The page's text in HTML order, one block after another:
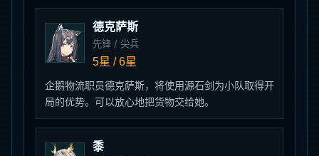
德克萨斯
先锋 / 尖兵
5星 / 6星
企鹅物流职员德克萨斯，将使用源石剑为小队取得开
局的优势。可以放心地把货物交给她。
黍